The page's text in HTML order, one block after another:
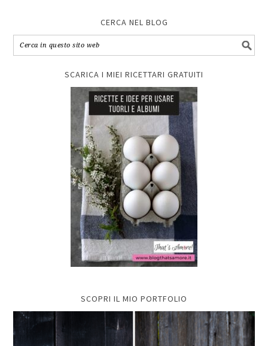
CERCA NEL BLOG
SCARICA I MIEI RICETTARI GRATUITI
SCOPRI IL MIO PORTFOLIO